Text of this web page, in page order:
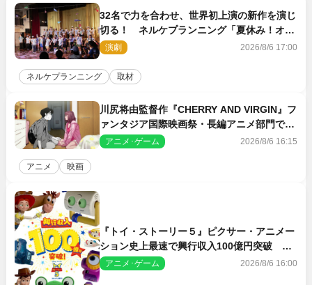
32名で力を合わせ、世界初上演の新作を演じ
切る！ ネルケプランニング「夏休み！オ
ン・ワークショップ2026」レポート【最終
日】
演劇 2026/8/6 17:00
ネルケプランニング 取材
川尻将由監督作『CHERRY AND VIRGIN』フ
ァンタジア国際映画祭・長編アニメ部門で観
客賞・金賞受賞！
アニメ･ゲーム 2026/8/6 16:15
アニメ 映画
『トイ・ストーリー５』ピクサー・アニメー
ション史上最速で興行収入100億円突破 シ
リーズNo.1興収が目前
アニメ･ゲーム 2026/8/6 16:00